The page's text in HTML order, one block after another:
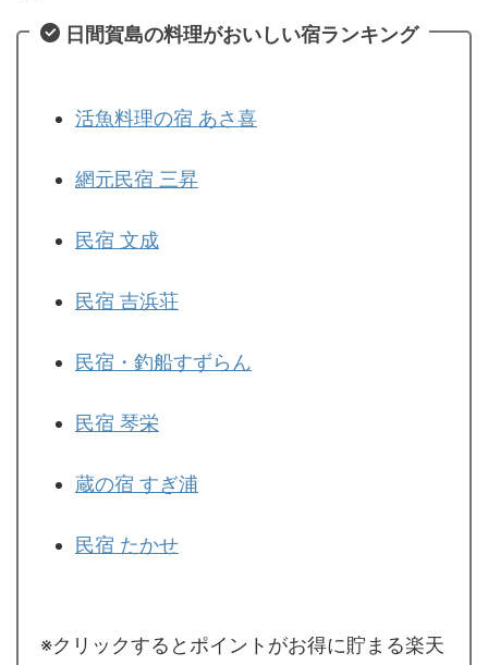
日間賀島の料理がおいしい宿ランキング
活魚料理の宿 あさ喜
網元民宿 三昇
民宿 文成
民宿 吉浜荘
民宿・釣船すずらん
民宿 琴栄
蔵の宿 すぎ浦
民宿 たかせ
※クリックするとポイントがお得に貯まる楽天